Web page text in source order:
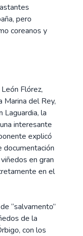
pero
coreanos y
Flórez,
Marina del Rey,
Laguardia, la
interesante
explicó
documentación
en gran
en el
“salvamento”
de la
con los